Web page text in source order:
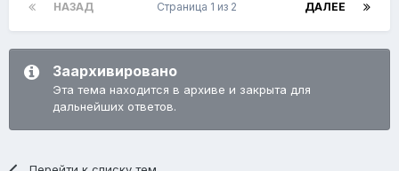
НАЗАД ДАЛЕЕ
Страница 1 из 2
Заархивировано
Эта тема находится в архиве и закрыта для
дальнейших ответов.